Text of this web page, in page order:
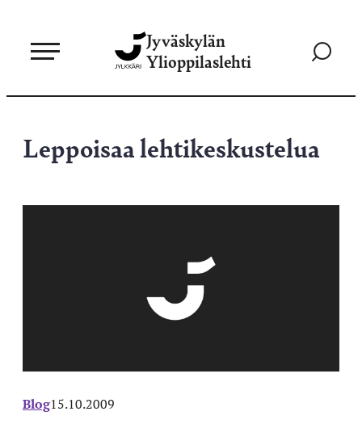
sisältöön
Jyväskylän
Ylioppilaslehti
Siirry
Leppoisaa lehtikeskustelua
Blog15.10.2009